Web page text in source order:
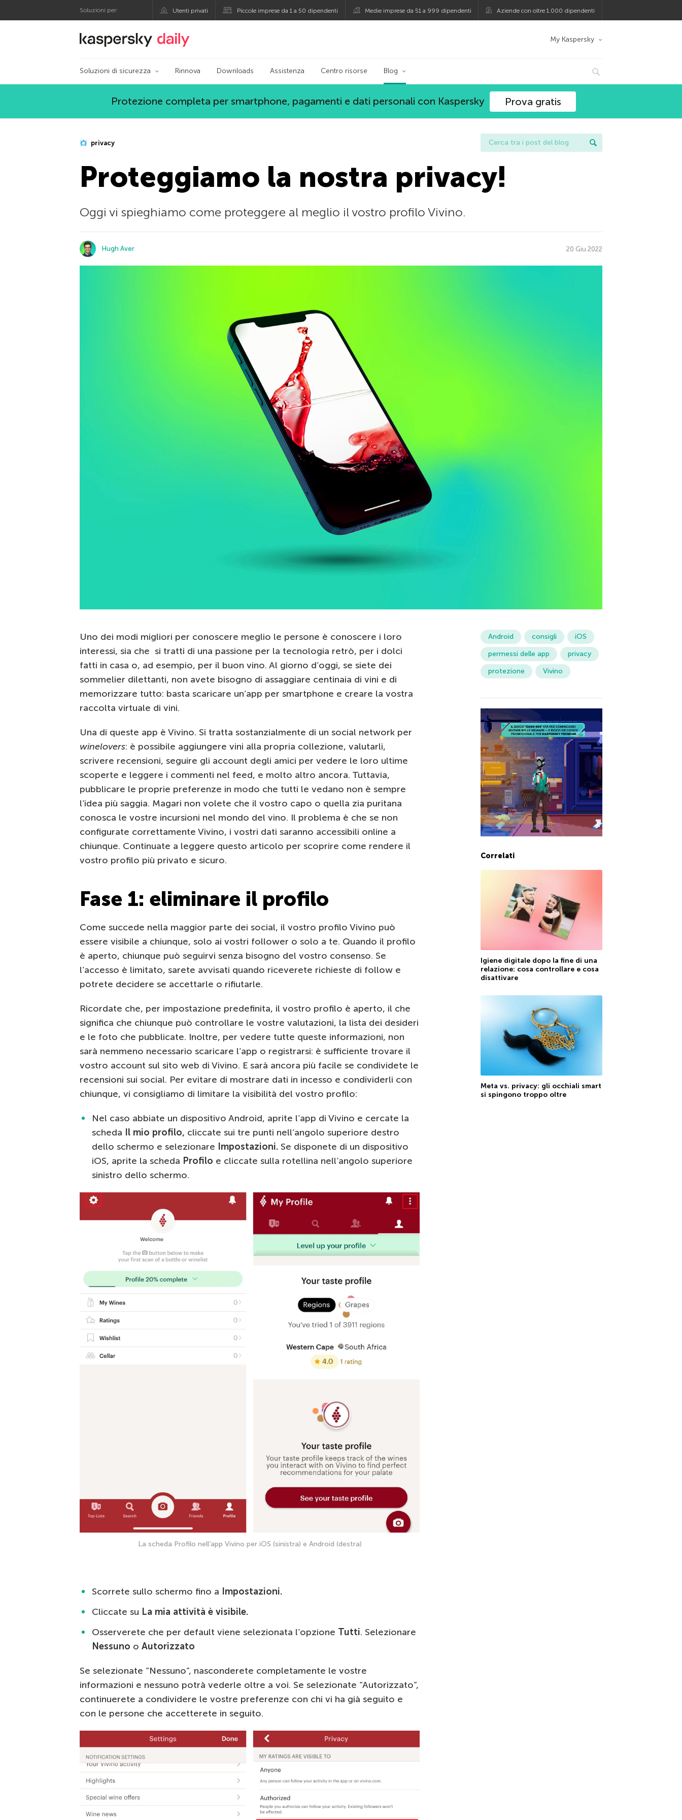
Soluzioni per: Utenti privati Piccole imprese da 1 a 50 dipendenti Medie imprese da 51 a 999 dipendenti Aziende con oltre 1.000 dipendenti
Blog ufficiale di Kaspersky My Kaspersky
Soluzioni di sicurezza Rinnova Downloads Assistenza Centro risorse Blog
Protezione completa per smartphone, pagamenti e dati personali con Kaspersky Prova gratis
privacy
Proteggiamo la nostra privacy!
Oggi vi spieghiamo come proteggere al meglio il vostro profilo Vivino.
Hugh Aver 20 Giu 2022
Uno dei modi migliori per conoscere meglio le persone è conoscere i loro
interessi, sia che si tratti di una passione per la tecnologia retrò, per i dolci
fatti in casa o, ad esempio, per il buon vino. Al giorno d’oggi, se siete dei
sommelier dilettanti, non avete bisogno di assaggiare centinaia di vini e di
memorizzare tutto: basta scaricare un’app per smartphone e creare la vostra
raccolta virtuale di vini.
Una di queste app è Vivino. Si tratta sostanzialmente di un social network per
winelovers: è possibile aggiungere vini alla propria collezione, valutarli,
scrivere recensioni, seguire gli account degli amici per vedere le loro ultime
scoperte e leggere i commenti nel feed, e molto altro ancora. Tuttavia,
pubblicare le proprie preferenze in modo che tutti le vedano non è sempre
l’idea più saggia. Magari non volete che il vostro capo o quella zia puritana
conosca le vostre incursioni nel mondo del vino. Il problema è che se non
configurate correttamente Vivino, i vostri dati saranno accessibili online a
chiunque. Continuate a leggere questo articolo per scoprire come rendere il
vostro profilo più privato e sicuro.
Fase 1: eliminare il profilo
Come succede nella maggior parte dei social, il vostro profilo Vivino può
essere visibile a chiunque, solo ai vostri follower o solo a te. Quando il profilo
è aperto, chiunque può seguirvi senza bisogno del vostro consenso. Se
l’accesso è limitato, sarete avvisati quando riceverete richieste di follow e
potrete decidere se accettarle o rifiutarle.
Ricordate che, per impostazione predefinita, il vostro profilo è aperto, il che
significa che chiunque può controllare le vostre valutazioni, la lista dei desideri
e le foto che pubblicate. Inoltre, per vedere tutte queste informazioni, non
sarà nemmeno necessario scaricare l’app o registrarsi: è sufficiente trovare il
vostro account sul sito web di Vivino. E sarà ancora più facile se condividete le
recensioni sui social. Per evitare di mostrare dati in incesso e condividerli con
chiunque, vi consigliamo di limitare la visibilità del vostro profilo:
Nel caso abbiate un dispositivo Android, aprite l’app di Vivino e cercate la
scheda Il mio profilo, cliccate sui tre punti nell’angolo superiore destro
dello schermo e selezionare Impostazioni. Se disponete di un dispositivo
iOS, aprite la scheda Profilo e cliccate sulla rotellina nell’angolo superiore
sinistro dello schermo.
La scheda Profilo nell’app Vivino per iOS (sinistra) e Android (destra)
Scorrete sullo schermo fino a Impostazioni.
Cliccate su La mia attività è visibile.
Osserverete che per default viene selezionata l’opzione Tutti. Selezionare
Nessuno o Autorizzato
Se selezionate “Nessuno”, nasconderete completamente le vostre
informazioni e nessuno potrà vederle oltre a voi. Se selezionate “Autorizzato”,
continuerete a condividere le vostre preferenze con chi vi ha già seguito e
con le persone che accetterete in seguito.
Android consigli
iOS
permessi delle app
privacy
protezione
Vivino
Correlati
Igiene digitale dopo la fine di una
relazione: cosa controllare e cosa
disattivare
Meta vs. privacy: gli occhiali smart
si spingono troppo oltre